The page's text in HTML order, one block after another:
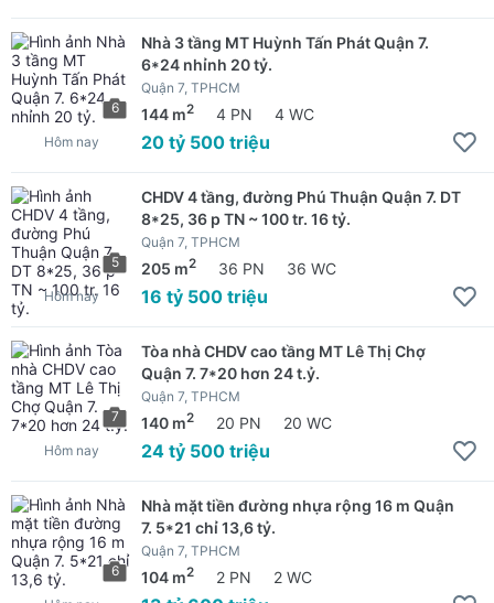
6
Nhà 3 tầng MT Huỳnh Tấn Phát Quận 7.
6*24 nhỉnh 20 tỷ.
Quận 7, TPHCM
144 m2 4 PN 4 WC
20 tỷ 500 triệu
Hôm nay
5
CHDV 4 tầng, đường Phú Thuận Quận 7. DT
8*25, 36 p TN ~ 100 tr. 16 tỷ.
Quận 7, TPHCM
205 m2 36 PN 36 WC
16 tỷ 500 triệu
Hôm nay
7
Tòa nhà CHDV cao tầng MT Lê Thị Chợ
Quận 7. 7*20 hơn 24 t.ỷ.
Quận 7, TPHCM
140 m2 20 PN 20 WC
24 tỷ 500 triệu
Hôm nay
6
Nhà mặt tiền đường nhựa rộng 16 m Quận
7. 5*21 chỉ 13,6 tỷ.
Quận 7, TPHCM
104 m2 2 PN 2 WC